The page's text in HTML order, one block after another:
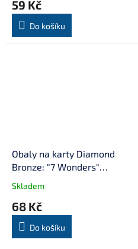
59 Kč
Do košíku
Obaly na karty Diamond
Bronze: "7 Wonders"
100 ks)
Skladem
68 Kč
Do košíku